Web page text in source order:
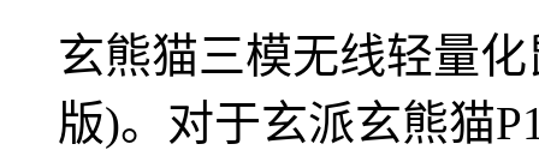
玄熊猫三模无线轻量
版)。对于玄派玄熊猫